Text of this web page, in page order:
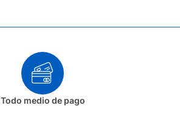
Todo medio de pago